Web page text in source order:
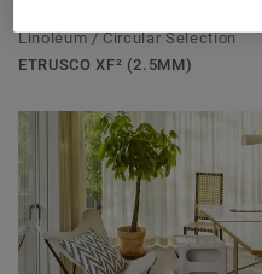
Linoléum / Circular Selection
ETRUSCO XF² (2.5MM)